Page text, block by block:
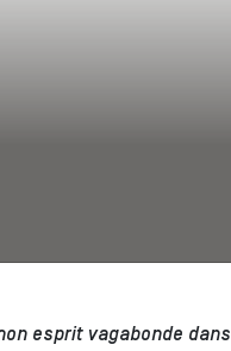
esprit vagabonde dans